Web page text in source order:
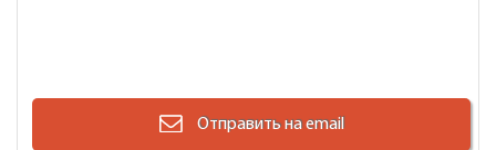
Отправить на email